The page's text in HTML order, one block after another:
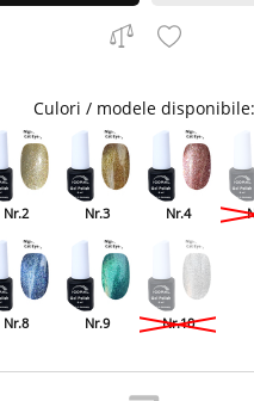
Culori / modele disponibile:
Nr.2 Nr.3 Nr.4
Nr.8 Nr.9 Nr.10